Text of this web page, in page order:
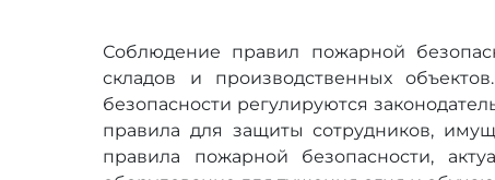
Соблюдение правил пожарной
складов и производственных
безопасности регулируются
правила для защиты сотрудников,
правила пожарной безопасности,